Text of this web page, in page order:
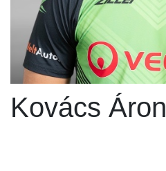
Kovács Áron